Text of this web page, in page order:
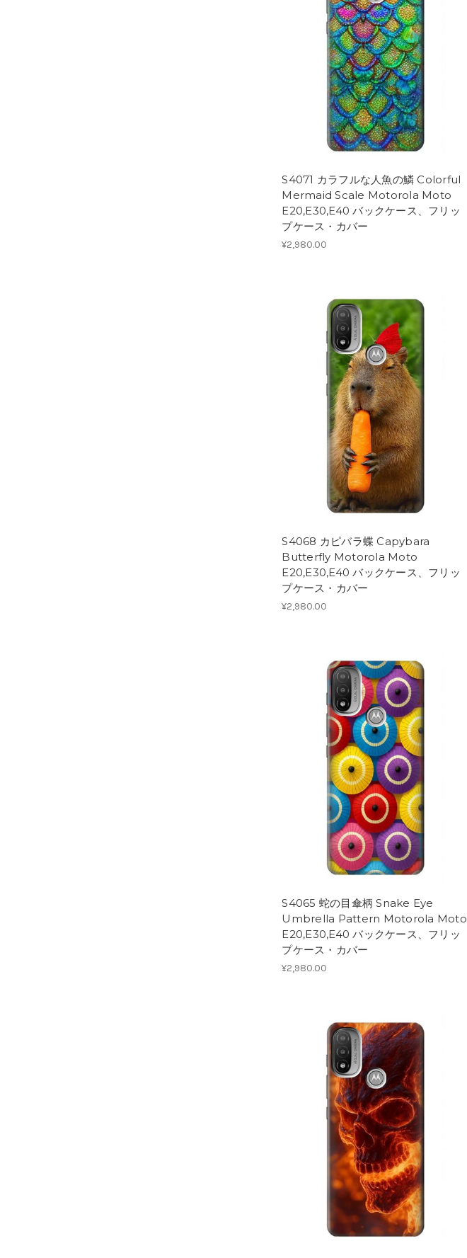
S4071 カラフルな人魚の鱗 Colorful
Mermaid Scale Motorola Moto
E20,E30,E40 バックケース、フリッ
プケース・カバー
¥2,980.00
S4068 カピバラ蝶 Capybara
Butterfly Motorola Moto
E20,E30,E40 バックケース、フリッ
プケース・カバー
¥2,980.00
S4065 蛇の目傘柄 Snake Eye
Umbrella Pattern Motorola Moto
E20,E30,E40 バックケース、フリッ
プケース・カバー
¥2,980.00